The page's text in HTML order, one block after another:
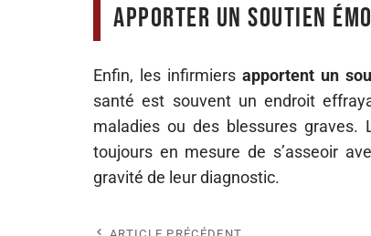
Apporter un soutien
Enfin, les infirmiers apportent un
santé est souvent un endroit
maladies ou des blessures
toujours en mesure de s’asseoir
gravité de leur diagnostic.